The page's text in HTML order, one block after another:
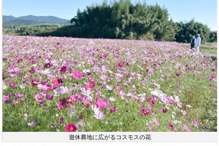
遊休農地に広がるコスモスの花